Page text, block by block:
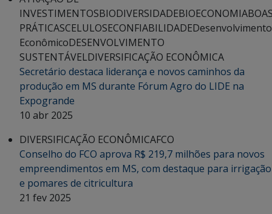
INVESTIMENTOSBIODIVERSIDADEBIOECONOMIA
PRÁTICASCELULOSECONFIABILIDADEDesenvolvimento
EconômicoDESENVOLVIMENTO
SUSTENTÁVELDIVERSIFICAÇÃO ECONÔMICA
Secretário destaca liderança e novos caminhos da
produção em MS durante Fórum Agro do LIDE na
Expogrande
10 abr 2025
DIVERSIFICAÇÃO ECONÔMICAFCO
Conselho do FCO aprova R$ 219,7 milhões para novos
empreendimentos em MS, com destaque para irrigação
e pomares de citricultura
21 fev 2025